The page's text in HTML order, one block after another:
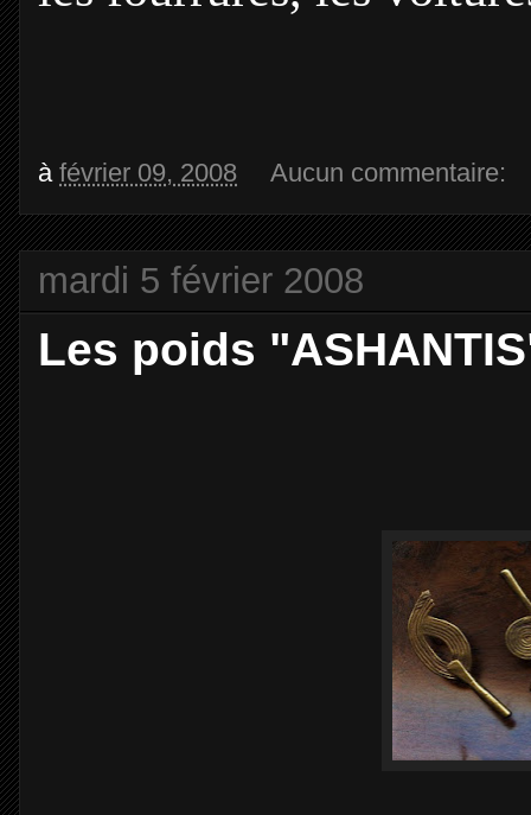
à février 09, 2008 Aucun commentaire:
mardi 5 février 2008
Les poids